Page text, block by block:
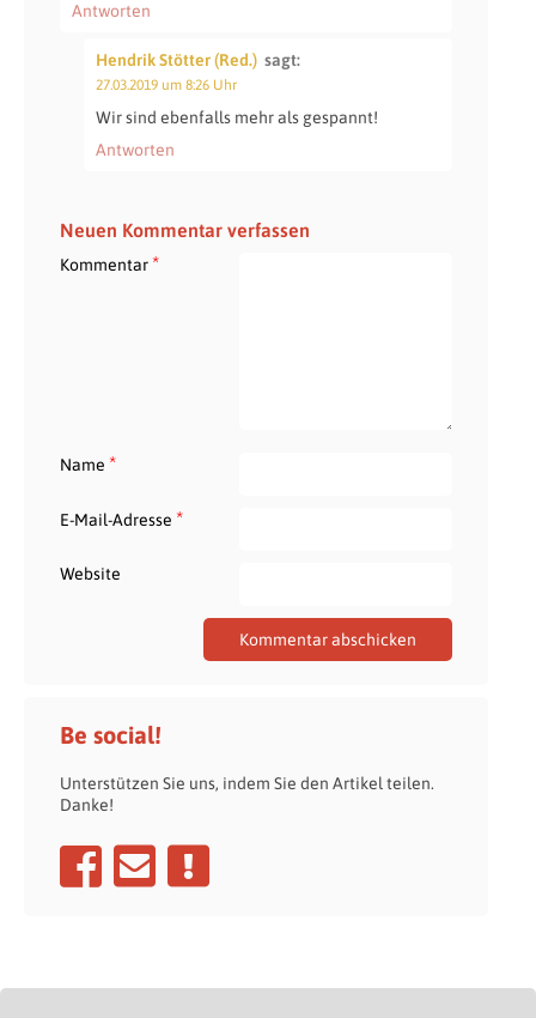
Antworten
Hendrik Stötter (Red.) sagt:
27.03.2019 um 8:26 Uhr
Wir sind ebenfalls mehr als gespannt!
Antworten
Neuen Kommentar verfassen
Kommentar*
Name *
E-Mail-Adresse *
Website
Be social!
Unterstützen Sie uns, indem Sie den Artikel teilen.
Danke!